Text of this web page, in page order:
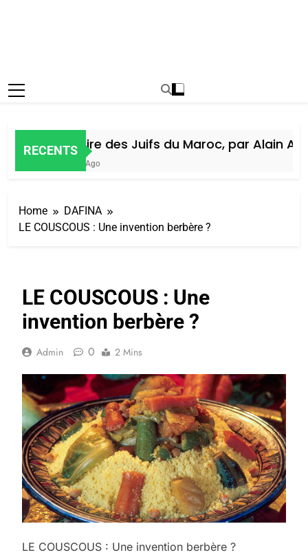
RECENTS
Histoire des Juifs du Maroc, par Alain
5 Jours Ago
Home
DAFINA
LE COUSCOUS : Une invention berbère ?
LE COUSCOUS : Une
invention berbère ?
Admin 0 2 Mins
LE COUSCOUS : Une invention berbère ?